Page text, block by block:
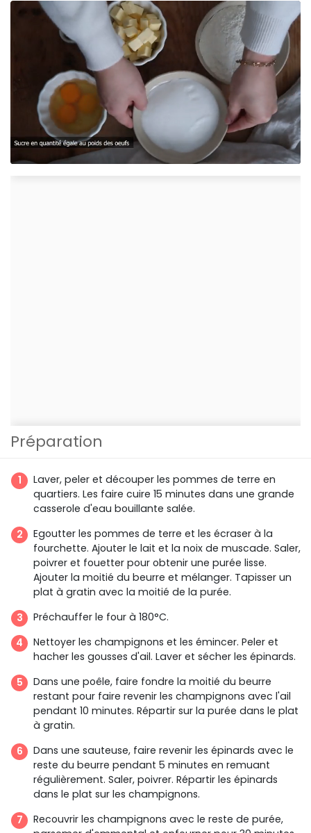
Préparation
Laver, peler et découper les pommes de terre en
quartiers. Les faire cuire 15 minutes dans une grande
casserole d'eau bouillante salée.
Egoutter les pommes de terre et les écraser à la
fourchette. Ajouter le lait et la noix de muscade. Saler,
poivrer et fouetter pour obtenir une purée lisse.
Ajouter la moitié du beurre et mélanger. Tapisser un
plat à gratin avec la moitié de la purée.
Préchauffer le four à 180°C.
Nettoyer les champignons et les émincer. Peler et
hacher les gousses d'ail. Laver et sécher les épinards.
Dans une poêle, faire fondre la moitié du beurre
restant pour faire revenir les champignons avec l'ail
pendant 10 minutes. Répartir sur la purée dans le plat
à gratin.
Dans une sauteuse, faire revenir les épinards avec le
reste du beurre pendant 5 minutes en remuant
régulièrement. Saler, poivrer. Répartir les épinards
dans le plat sur les champignons.
Recouvrir les champignons avec le reste de purée,